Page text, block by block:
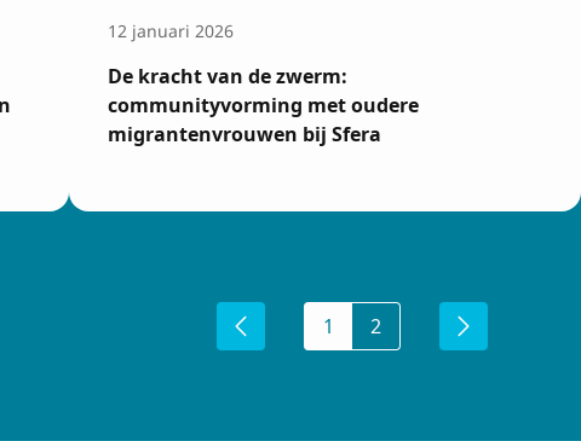
12 januari 2026
De kracht van de zwerm:
communityvorming met oudere
migrantenvrouwen bij Sfera
1 2
akkoord met devoorwaarden